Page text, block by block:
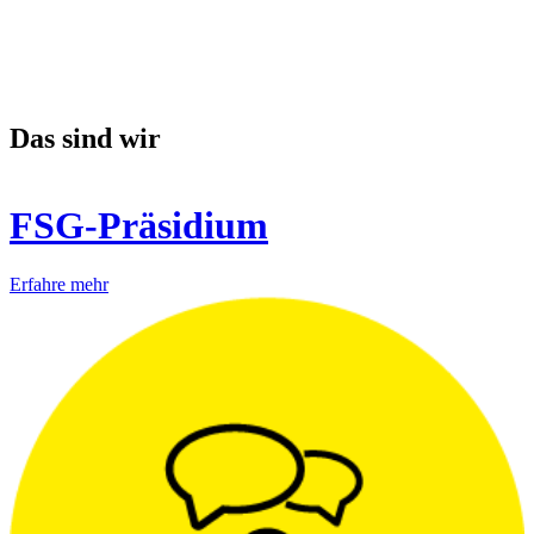
Das sind wir
FSG-Präsidium
Erfahre mehr